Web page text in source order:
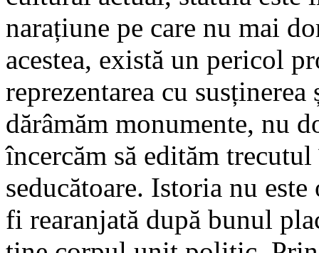
narațiune pe care nu mai
acestea, există un pericol
reprezentarea cu
dărâmăm monumente, nu
încercăm să edităm
seducătoare. Istoria nu
fi rearanjată după bunul